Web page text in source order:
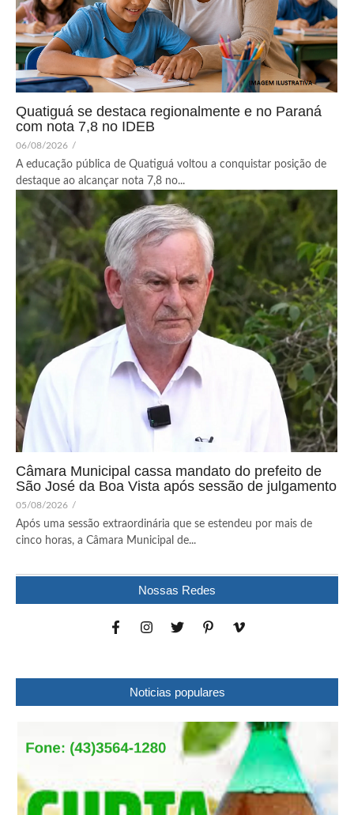
Quatiguá se destaca regionalmente e no Paraná
com nota 7,8 no IDEB
06/08/2026 /
A educação pública de Quatiguá voltou a conquistar posição de
destaque ao alcançar nota 7,8 no...
Câmara Municipal cassa mandato do prefeito de
São José da Boa Vista após sessão de julgamento
05/08/2026 /
Após uma sessão extraordinária que se estendeu por mais de
cinco horas, a Câmara Municipal de...
Nossas Redes
Noticias populares